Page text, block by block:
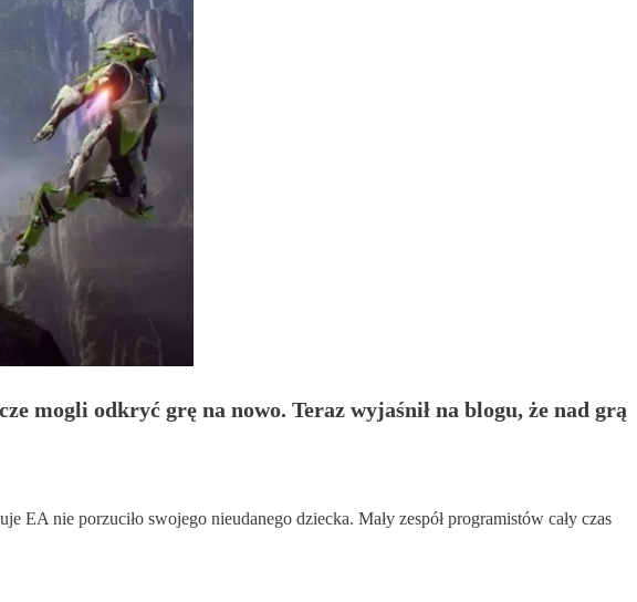
mogli odkryć grę na nowo. Teraz wyjaśnił na blogu, że nad grą
nie porzuciło swojego nieudanego dziecka. Mały zespół programistów cały czas